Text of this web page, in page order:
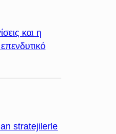
και η
stratejilerle